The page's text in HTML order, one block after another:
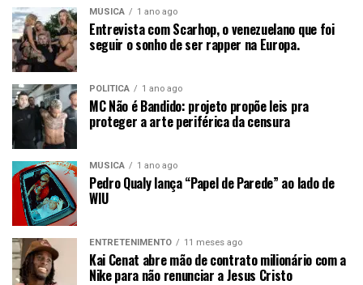
MÚSICA 1 ano ago
Entrevista com Scarhop, o venezuelano que foi
seguir o sonho de ser rapper na Europa.
POLÍTICA 1 ano ago
MC Não é Bandido: projeto propõe leis pra
proteger a arte periférica da censura
MÚSICA 1 ano ago
Pedro Qualy lança “Papel de Parede” ao lado de
WIU
ENTRETENIMENTO 11 meses ago
Kai Cenat abre mão de contrato milionário com a
Nike para não renunciar a Jesus Cristo